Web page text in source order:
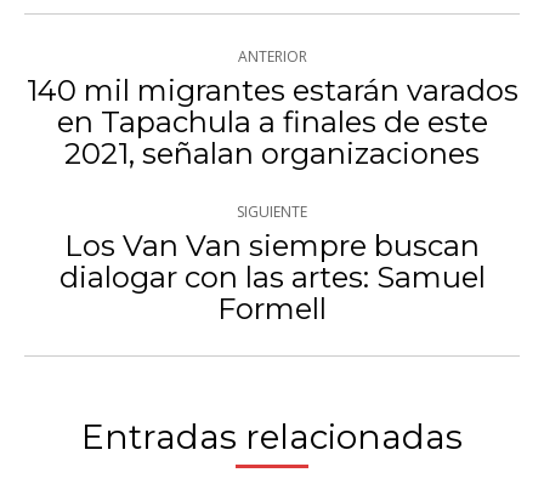
Navegación
entre
publicaciones
ANTERIOR
Publicación
anterior:
140 mil migrantes estarán varados
en Tapachula a finales de este
2021, señalan organizaciones
SIGUIENTE
Publicación
siguiente:
Los Van Van siempre buscan
dialogar con las artes: Samuel
Formell
Entradas relacionadas